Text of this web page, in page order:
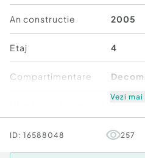
Balcon
Boxă / cămară
Dotări și finisaje:
Apartament recent renovat
Luminozitate excelentă
An constructie 2005
Etaj 4
Compartimentare
Mobilat/Utilat 1
Vezi
ID: 16588048 257